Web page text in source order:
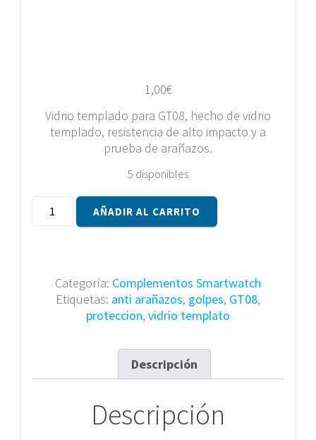
1,00€
Vidrio templado para GT08, hecho de vidrio
templado, resistencia de alto impacto y a
prueba de arañazos.
5 disponibles
Vidrio
templado
AÑADIR AL CARRITO
Categoría: Complementos Smartwatch
Etiquetas: anti arañazos, golpes, GT08,
proteccion, vidrio templato
Descripción
Descripción